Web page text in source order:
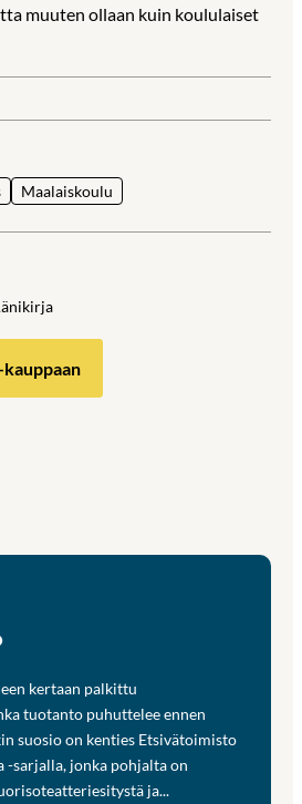
muuten ollaan kuin koululaiset
Maalaiskoulu
kertaan palkittu
tuotanto puhuttelee ennen
suosio on kenties Etsivätoimisto
-sarjalla, jonka pohjalta on
ja...